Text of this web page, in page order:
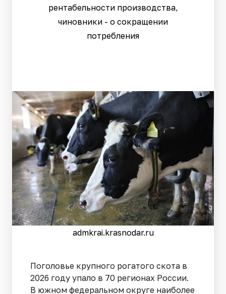
рентабельности производства,
чиновники - о сокращении
потребления
admkrai.krasnodar.ru
Поголовье крупного рогатого скота в
2026 году упало в 70 регионах России.
В южном федеральном округе наиболее